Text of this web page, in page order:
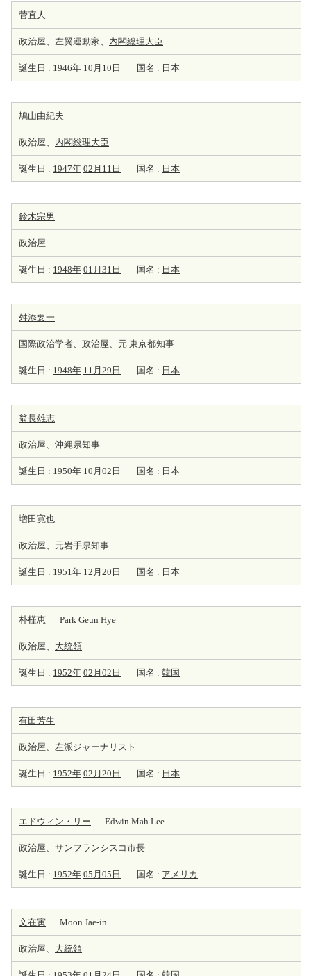
菅直人
政治屋、左翼運動家、 内閣総理大臣
誕生日 : 1946年 10月10日 国名 : 日本
鳩山由紀夫
政治屋、 内閣総理大臣
誕生日 : 1947年 02月11日 国名 : 日本
鈴木宗男
政治屋
誕生日 : 1948年 01月31日 国名 : 日本
舛添要一
国際政治学者、政治屋、元 東京都知事
誕生日 : 1948年 11月29日 国名 : 日本
翁長雄志
政治屋、沖縄県知事
誕生日 : 1950年 10月02日 国名 : 日本
増田寛也
政治屋、元岩手県知事
誕生日 : 1951年 12月20日 国名 : 日本
朴槿恵 Park Geun Hye
政治屋、 大統領
誕生日 : 1952年 02月02日 国名 : 韓国
有田芳生
政治屋、左派ジャーナリスト
誕生日 : 1952年 02月20日 国名 : 日本
エドウィン・リー Edwin Mah Lee
政治屋、サンフランシスコ市長
誕生日 : 1952年 05月05日 国名 : アメリカ
文在寅 Moon Jae-in
政治屋、 大統領